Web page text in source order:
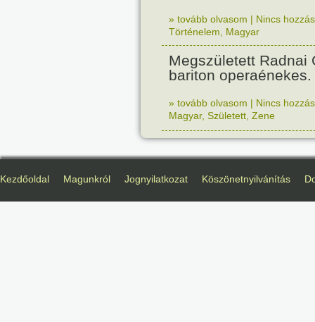
» tovább olvasom | Nincs
Történelem
Magyar
Megszületett Radnai
bariton operaénekes.
» tovább olvasom | Nincs
Magyar, Született Zene
Kezdőoldal Magunkról Jognyilatkozat Köszönetnyilvánítás